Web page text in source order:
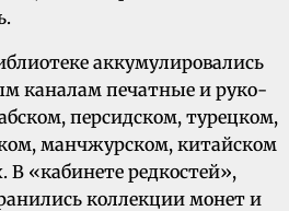
аккумулировались
каналам печатные и руко­
персидском, турецком,
манчжур­ском, китайском
«кабинете редкостей»,
коллекции монет и